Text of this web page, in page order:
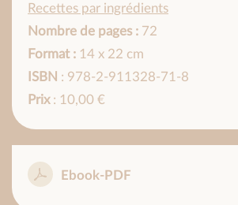
Recettes par ingrédients
Nombre de pages : 72
Format : 14 x 22 cm
ISBN : 978-2-911328-71-8
Prix: 10,00 €
Ebook-PDF